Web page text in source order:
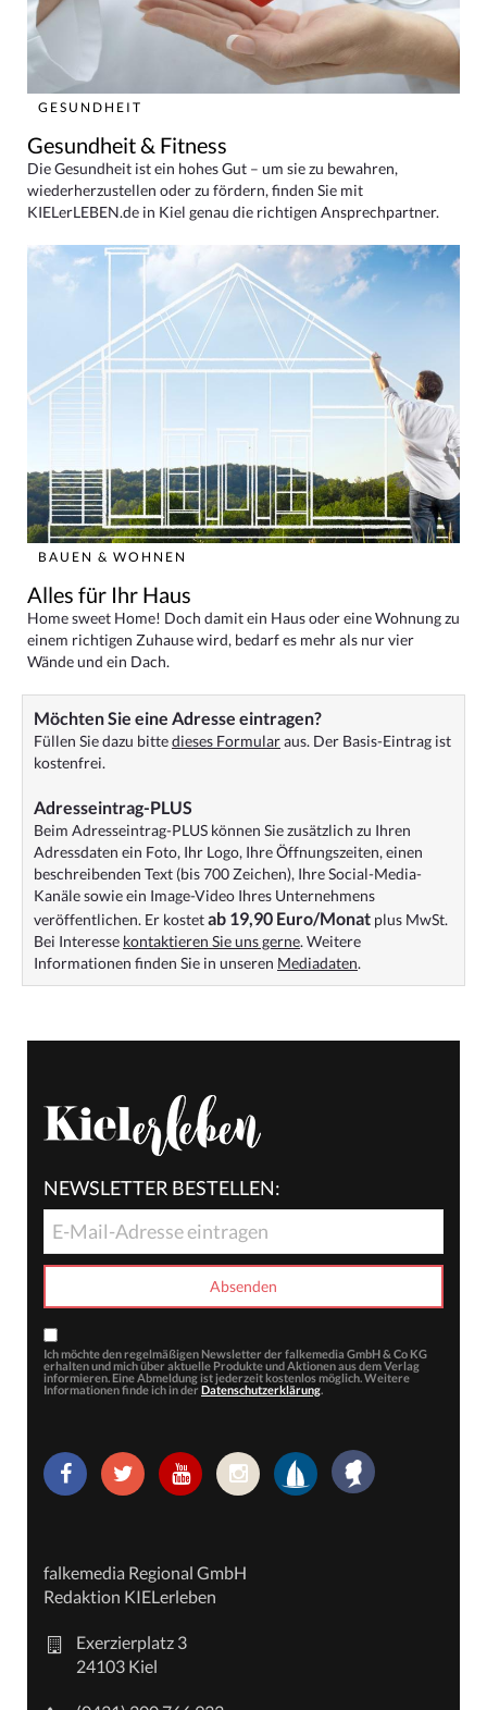
GESUNDHEIT
Gesundheit & Fitness
Die Gesundheit ist ein hohes Gut – um sie zu bewahren,
wiederherzustellen oder zu fördern, finden Sie mit
KIELerLEBEN.de in Kiel genau die richtigen Ansprechpartner.
BAUEN & WOHNEN
Alles für Ihr Haus
Home sweet Home! Doch damit ein Haus oder eine Wohnung zu
einem richtigen Zuhause wird, bedarf es mehr als nur vier
Wände und ein Dach.
Möchten Sie eine Adresse eintragen?
Füllen Sie dazu bittedieses Formularaus. Der Basis-Eintrag ist
kostenfrei.
Adresseintrag-PLUS
Beim Adresseintrag-PLUS können Sie zusätzlich zu Ihren
Adressdaten ein Foto, Ihr Logo, Ihre Öffnungszeiten, einen
beschreibenden Text (bis 700 Zeichen), Ihre Social-Media-
Kanäle sowie ein Image-Video Ihres Unternehmens
veröffentlichen. Er kostetab 19,90 Euro/Monat plus MwSt.
Bei Interesse kontaktieren Sie uns gerne. Weitere
Informationen finden Sie in unseren Mediadaten.
NEWSLETTER BESTELLEN:
Ich möchte den regelmäßigen Newsletter der falkemedia GmbH & Co KG
erhalten und mich über aktuelle Produkte und Aktionen aus dem Verlag
informieren. Eine Abmeldung ist jederzeit kostenlos möglich. Weitere
Informationen finde ich in der Datenschutzerklärung.
falkemedia Regional GmbH
Redaktion KIELerleben
Exerzierplatz 3
24103 Kiel